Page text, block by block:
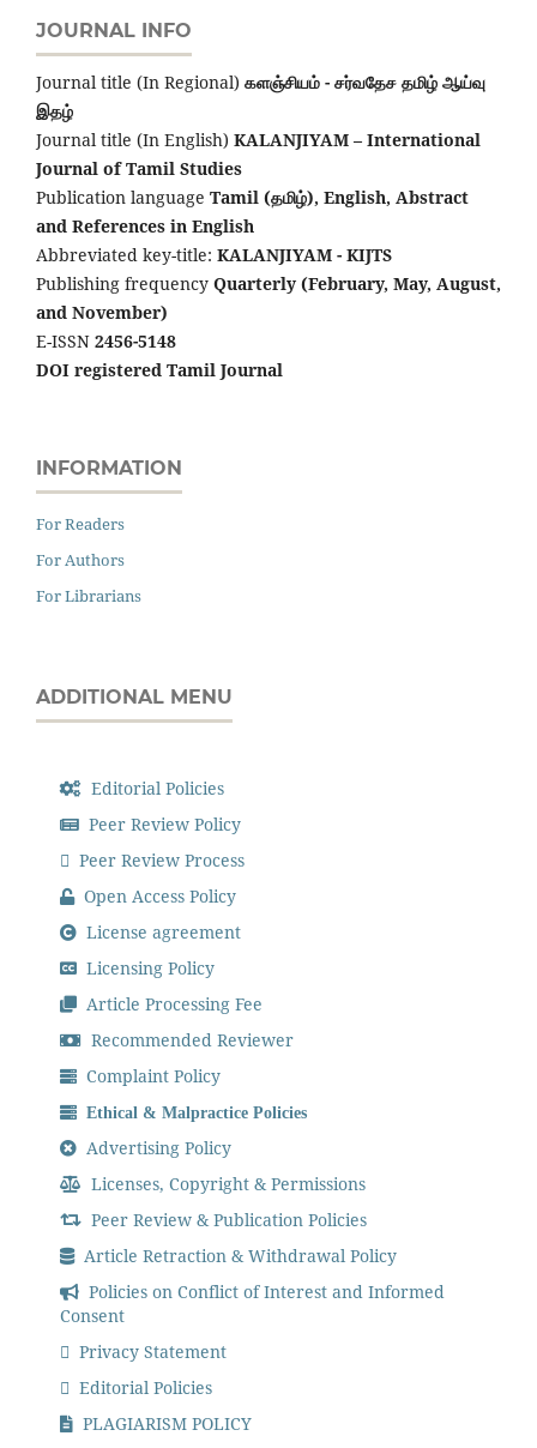
JOURNAL INFO
Journal title (In Regional) களஞ்சியம் - சர்வதேச தமிழ் ஆய்வு
இதழ்
Journal title (In English) KALANJIYAM – International
Journal of Tamil Studies
Publication language Tamil (தமிழ்), English, Abstract
and References in English
Abbreviated key-title: KALANJIYAM - KIJTS
Publishing frequency Quarterly (February, May, August,
and November)
E-ISSN 2456-5148
DOI registered Tamil Journal
INFORMATION
For Readers
For Authors
For Librarians
ADDITIONAL MENU
Editorial Policies
Peer Review Policy
Peer Review Process
Open Access Policy
License agreement
Licensing Policy
Article Processing Fee
Recommended Reviewer
Complaint Policy
Ethical & Malpractice Policies
Advertising Policy
Licenses, Copyright & Permissions
Peer Review & Publication Policies
Article Retraction & Withdrawal Policy
Policies on Conflict of Interest and Informed
Consent
Privacy Statement
Editorial Policies
PLAGIARISM POLICY